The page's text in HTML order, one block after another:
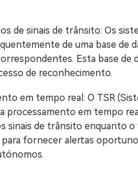
de sinais de trânsito: Os
de uma base de
Esta base de
de reconhecimento.
em tempo real: O TSR
processamento em tempo
sinais de trânsito enquanto
para fornecer alertas